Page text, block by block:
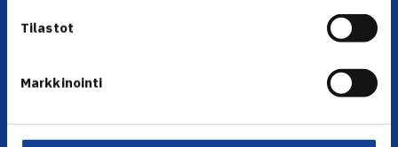
Tilastot
Markkinointi
Olympiastadion, Paavo Nurmen tie 1, 00250 Helsinki
Toimiston puhelinajat: